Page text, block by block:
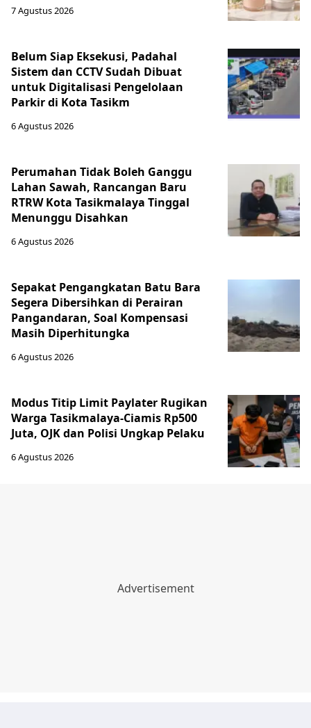
7 Agustus 2026
Belum Siap Eksekusi, Padahal
Sistem dan CCTV Sudah Dibuat
untuk Digitalisasi Pengelolaan
Parkir di Kota Tasikm
6 Agustus 2026
Perumahan Tidak Boleh Ganggu
Lahan Sawah, Rancangan Baru
RTRW Kota Tasikmalaya Tinggal
Menunggu Disahkan
6 Agustus 2026
Sepakat Pengangkatan Batu Bara
Segera Dibersihkan di Perairan
Pangandaran, Soal Kompensasi
Masih Diperhitungka
6 Agustus 2026
Modus Titip Limit Paylater Rugikan
Warga Tasikmalaya-Ciamis Rp500
Juta, OJK dan Polisi Ungkap Pelaku
6 Agustus 2026